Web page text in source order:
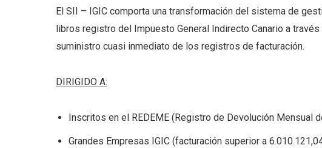
El SII – IGIC comporta una transformación del sistema de
libros registro del Impuesto General Indirecto Canario a
suministro cuasi inmediato de los registros de facturación.
DIRIGIDO A:
Inscritos en el REDEME (Registro de Devolución Mensual
Grandes Empresas IGIC (facturación superior a